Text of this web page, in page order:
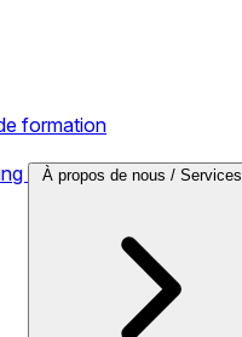
formation
À propos de nous / Services